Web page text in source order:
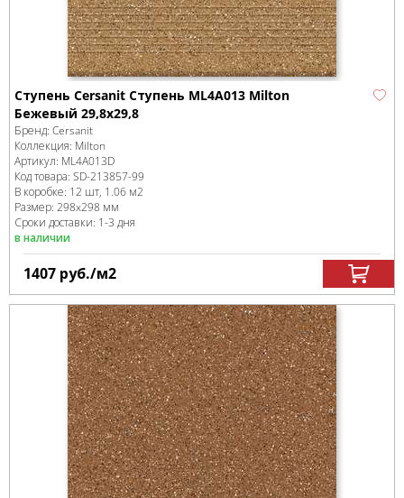
Ступень Cersanit Ступень ML4A013 Milton
Бежевый 29,8x29,8
Бренд: Cersanit
Коллекция: Milton
Артикул: ML4A013D
Код товара: SD-213857-99
В коробке: 12 шт, 1.06 м2
Размер: 298x298 мм
Сроки доставки: 1-3 дня
в наличии
1407 руб./м2